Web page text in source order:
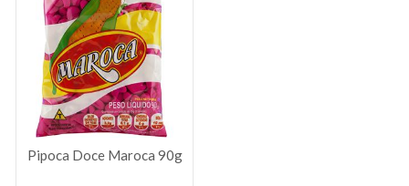
Pipoca Doce Maroca 90g